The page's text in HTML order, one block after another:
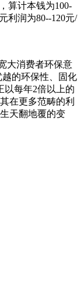
算计本钱为100-
利润为80--120元/
大消费者环保意
的环保性、固化
以每年2倍以上的
在更多范畴的利
天翻地覆的变